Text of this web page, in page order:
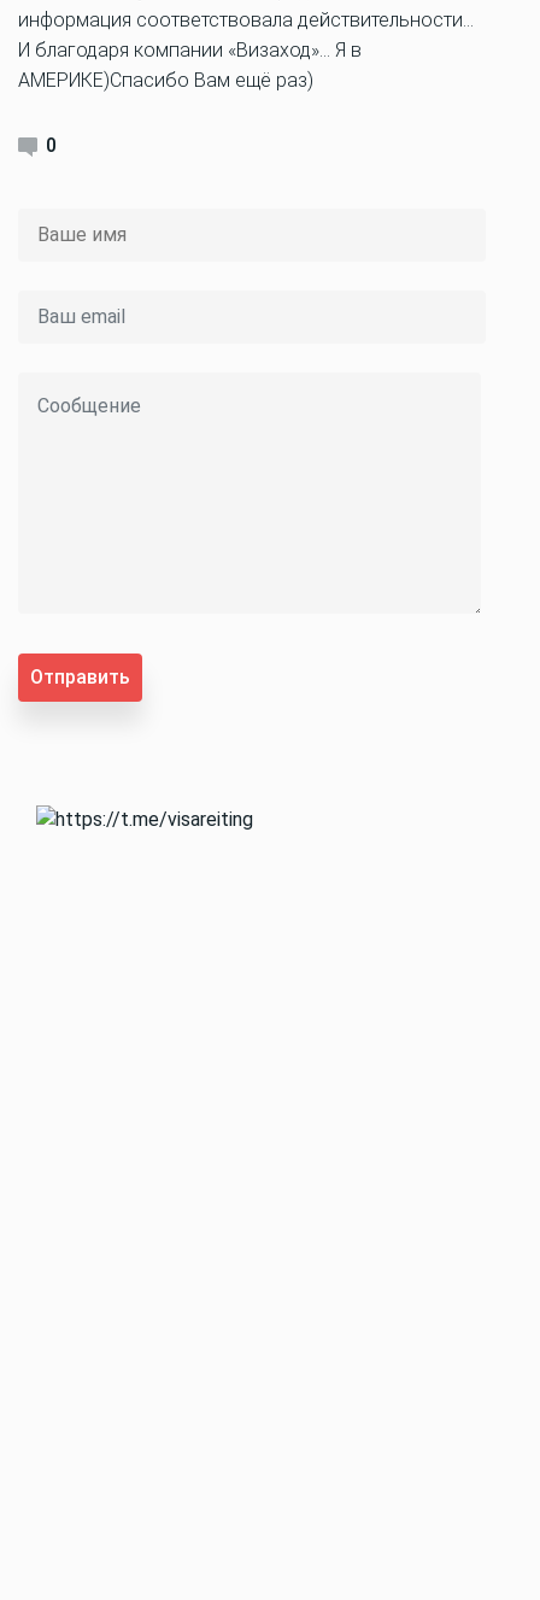
информация соответствовала действительности…
И благодаря компании «Визаход»… Я в
АМЕРИКЕ)Спасибо Вам ещё раз)
0
Отправить